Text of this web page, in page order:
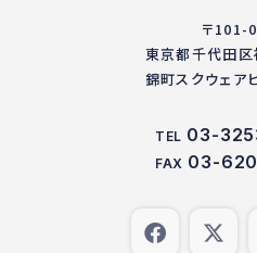
〒101-
東京都千代田
錦町スクウェア
TEL 03-
FAX 03-